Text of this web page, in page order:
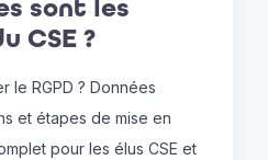
sont les
CSE ?
le RGPD ? Données
et étapes de mise en
pour les élus CSE et